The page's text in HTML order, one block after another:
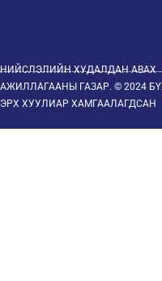
НИЙСЛЭЛИЙН ХУДАЛДАН АВАХ
АЖИЛЛАГААНЫ ГАЗАР. © 2024
ЭРХ ХУУЛИАР ХАМГААЛАГДСАН